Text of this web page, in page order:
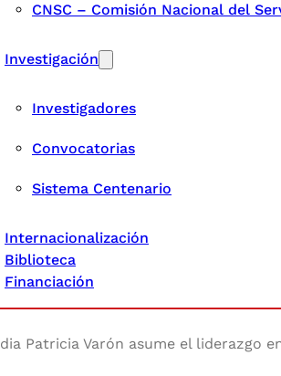
CNSC – Comisión Nacional del
Investigación
Investigadores
Convocatorias
Sistema Centenario
Internacionalización
Biblioteca
Financiación
Patricia Varón asume el liderazgo